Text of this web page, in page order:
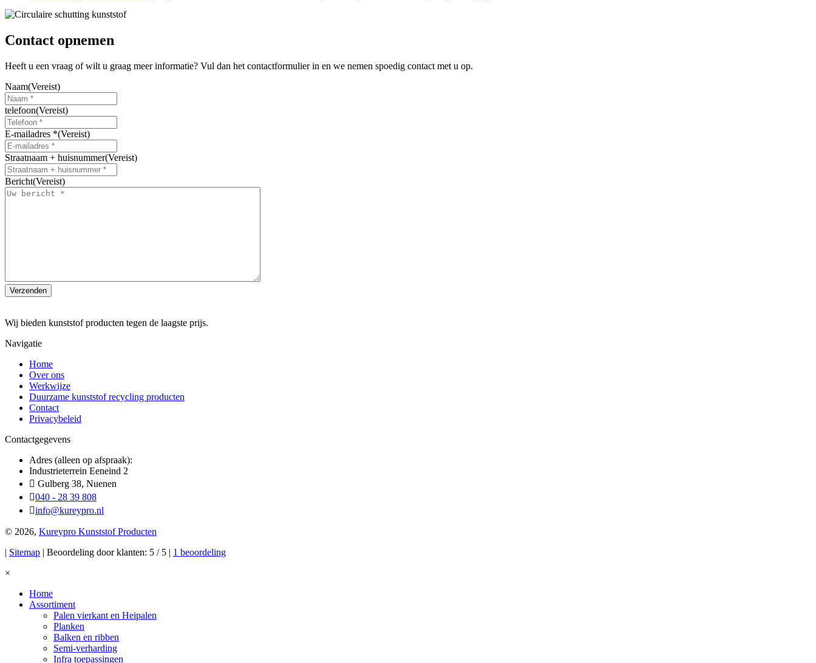
Contact opnemen
Heeft u een vraag of wilt u graag meer informatie? Vul dan het contactformulier in en we nemen spoedig contact met u op.
Naam(Vereist)
telefoon(Vereist)
E-mailadres *(Vereist)
Straatnaam + huisnummer(Vereist)
Bericht(Vereist)
Wij bieden kunststof producten tegen de laagste prijs.
Navigatie
Home
Over ons
Werkwijze
Duurzame kunststof recycling producten
Contact
Privacybeleid
Contactgegevens
Adres (alleen op afspraak):
Industrieterrein Eeneind 2
Gulberg 38, Nuenen
040 - 28 39 808
info@kureypro.nl
© 2026, Kureypro Kunststof Producten
| Sitemap | Beoordeling door klanten: 5 / 5 | 1 beoordeling
×
Home
Assortiment
Palen vierkant en Heipalen
Planken
Balken en ribben
Semi-verharding
Infra toepassingen